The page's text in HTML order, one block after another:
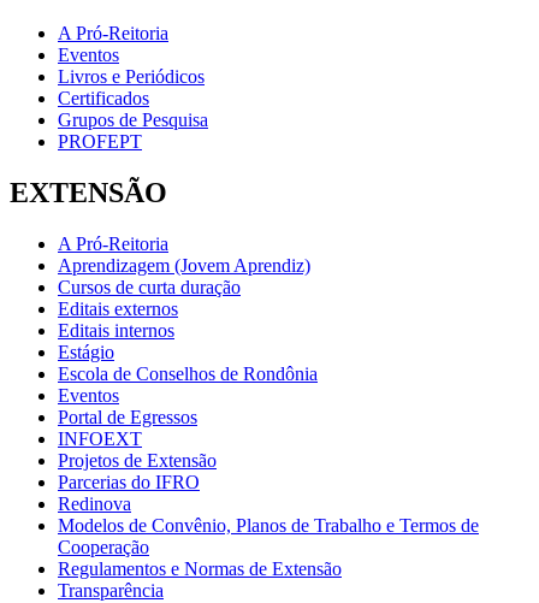
A Pró-Reitoria
Eventos
Livros e Periódicos
Certificados
Grupos de Pesquisa
PROFEPT
EXTENSÃO
A Pró-Reitoria
Aprendizagem (Jovem Aprendiz)
Cursos de curta duração
Editais externos
Editais internos
Estágio
Escola de Conselhos de Rondônia
Eventos
Portal de Egressos
INFOEXT
Projetos de Extensão
Parcerias do IFRO
Redinova
Modelos de Convênio, Planos de Trabalho e Termos de
Cooperação
Regulamentos e Normas de Extensão
Transparência